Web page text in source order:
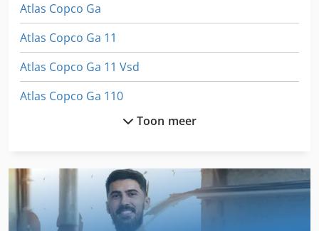
Atlas Copco Ga
Atlas Copco Ga 11
Atlas Copco Ga 11 Vsd
Atlas Copco Ga 110
Atlas Copco Ga 15
Atlas Copco Ga 15 Ff
Toon meer